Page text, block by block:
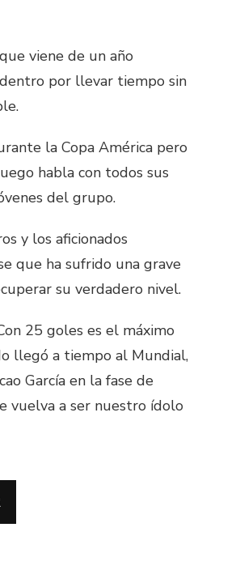
viene de un año
por llevar tiempo sin
la Copa América pero
habla con todos sus
del grupo.
y los aficionados
que ha sufrido una grave
su verdadero nivel.
25 goles es el máximo
llegó a tiempo al Mundial,
García en la fase de
vuelva a ser nuestro ídolo